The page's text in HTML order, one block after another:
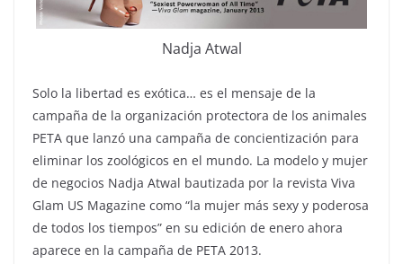
Nadja Atwal
Solo la libertad es exótica… es el mensaje de la
campaña de la organización protectora de los animales
PETA que lanzó una campaña de concientización para
eliminar los zoológicos en el mundo. La modelo y mujer
de negocios Nadja Atwal bautizada por la revista Viva
Glam US Magazine como “la mujer más sexy y poderosa
de todos los tiempos” en su edición de enero ahora
aparece en la campaña de PETA 2013.